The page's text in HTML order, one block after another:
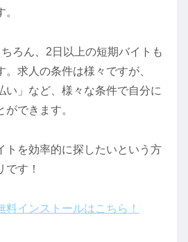
ろん、2日以上の短期バイトも
求人の条件は様々ですが、
い」など、様々な条件で自分に
できます。
トを効率的に探したいという方
です！
料インストールはこちら！